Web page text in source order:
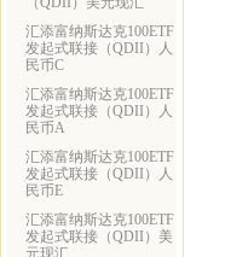
汇添富纳斯达克100ETF
发起式联接（QDII）人
民币C
汇添富纳斯达克100ETF
发起式联接（QDII）人
民币A
汇添富纳斯达克100ETF
发起式联接（QDII）人
民币E
汇添富纳斯达克100ETF
发起式联接（QDII）美
元现汇